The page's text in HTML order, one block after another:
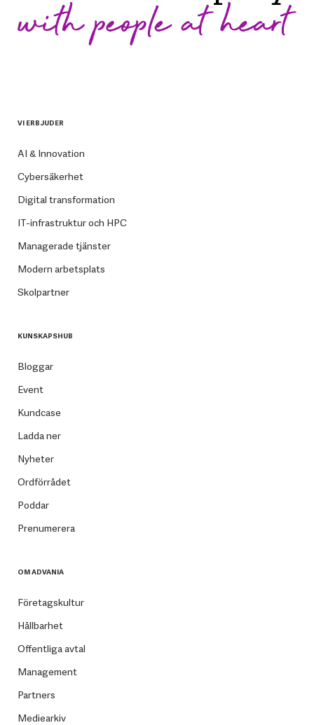
VI ERBJUDER
AI & Innovation
Cybersäkerhet
Digital transformation
IT-infrastruktur och HPC
Managerade tjänster
Modern arbetsplats
Skolpartner
KUNSKAPSHUB
Bloggar
Event
Kundcase
Ladda ner
Nyheter
Ordförrådet
Poddar
Prenumerera
OM ADVANIA
Företagskultur
Hållbarhet
Offentliga avtal
Management
Partners
Mediearkiv